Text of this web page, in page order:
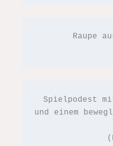
Raupe
Spielpodest
und einem